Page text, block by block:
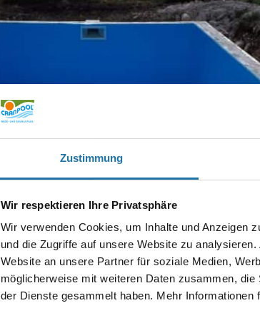
Zustimmung
Wir respektieren Ihre Privatsphäre
Wir verwenden Cookies, um Inhalte und Anzeigen
und die Zugriffe auf unsere Website zu
Website an unsere Partner für soziale Medien,
möglicherweise mit weiteren Daten zusammen,
der Dienste gesammelt haben. Mehr Informationen